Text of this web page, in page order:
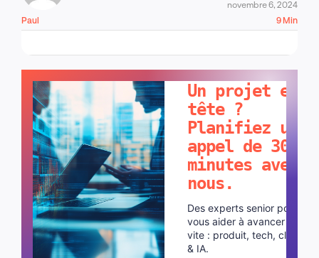
Paul
novembre 6, 2024
9 Min
Un projet en
tête ?
Planifiez un
appel de 30
minutes avec
nous.
Des experts senior pour
vous aider à avancer plus
vite : produit, tech, cloud
& IA.